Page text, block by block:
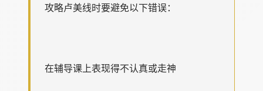
攻略卢美线时要避免以下错误：
在辅导课上表现得不认真或走神